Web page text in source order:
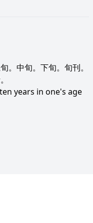
。中旬。下旬。旬刊。
years in one's age